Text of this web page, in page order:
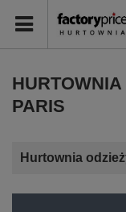
PARIS
Hurtownia